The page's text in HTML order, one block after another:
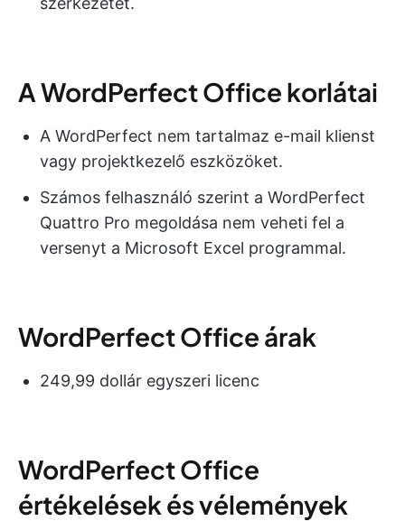
A WordPerfect Office korlátai
A WordPerfect nem tartalmaz e-mail klienst
vagy projektkezelő eszközöket.
Számos felhasználó szerint a WordPerfect
Quattro Pro megoldása nem veheti fel a
versenyt a Microsoft Excel programmal.
WordPerfect Office árak
249,99 dollár egyszeri licenc
WordPerfect Office
értékelések és vélemények